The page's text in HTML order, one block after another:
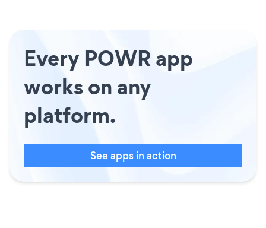
Every POWR app
works on any
platform.
See apps in action